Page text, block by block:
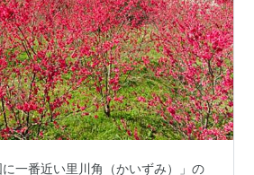
一番近い里川角（かいずみ）」の